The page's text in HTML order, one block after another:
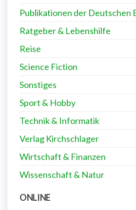
Publikationen der Deutschen
Ratgeber & Lebenshilfe
Reise
Science Fiction
Sonstiges
Sport & Hobby
Technik & Informatik
Verlag Kirchschlager
Wirtschaft & Finanzen
Wissenschaft & Natur
ONLINE